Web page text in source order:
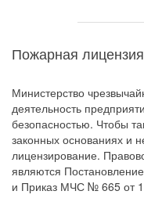
Пожарная
Министерство
деятельность
безопасностью. Чтобы
законных основаниях и
лицензирование.
являются
и Приказ МЧС № 665 от